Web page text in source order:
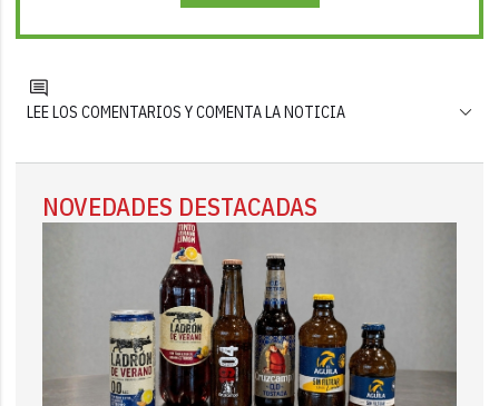
LEE LOS COMENTARIOS Y COMENTA LA NOTICIA
NOVEDADES DESTACADAS